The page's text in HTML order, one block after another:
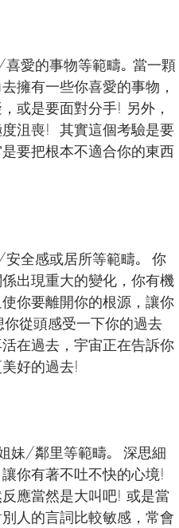
愛的事物等範疇｡ 當一顆
擁有一些你喜愛的事物，
或是要面對分手! 另外，
沮喪!  其實這個考驗是要
要把根本不適合你的東西
全感或居所等範疇｡  你
出現重大的變化，你有機
你要離開你的根源，讓你
從頭感受一下你的過去
在過去，宇宙正在告訴你
好的過去!
妹/鄰里等範疇｡  深思細
你有著不吐不快的心境!
應當然是大叫吧! 或是當
人的言詞比較敏感，常會